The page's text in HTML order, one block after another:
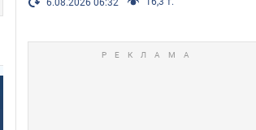
6.08.2026 06:32